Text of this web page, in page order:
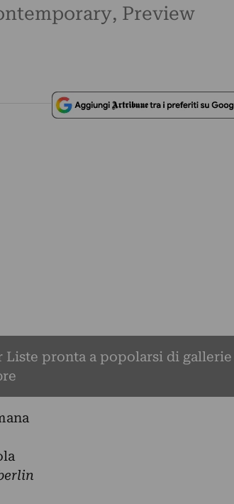
Preview
Liste pronta a popolarsi di gallerie